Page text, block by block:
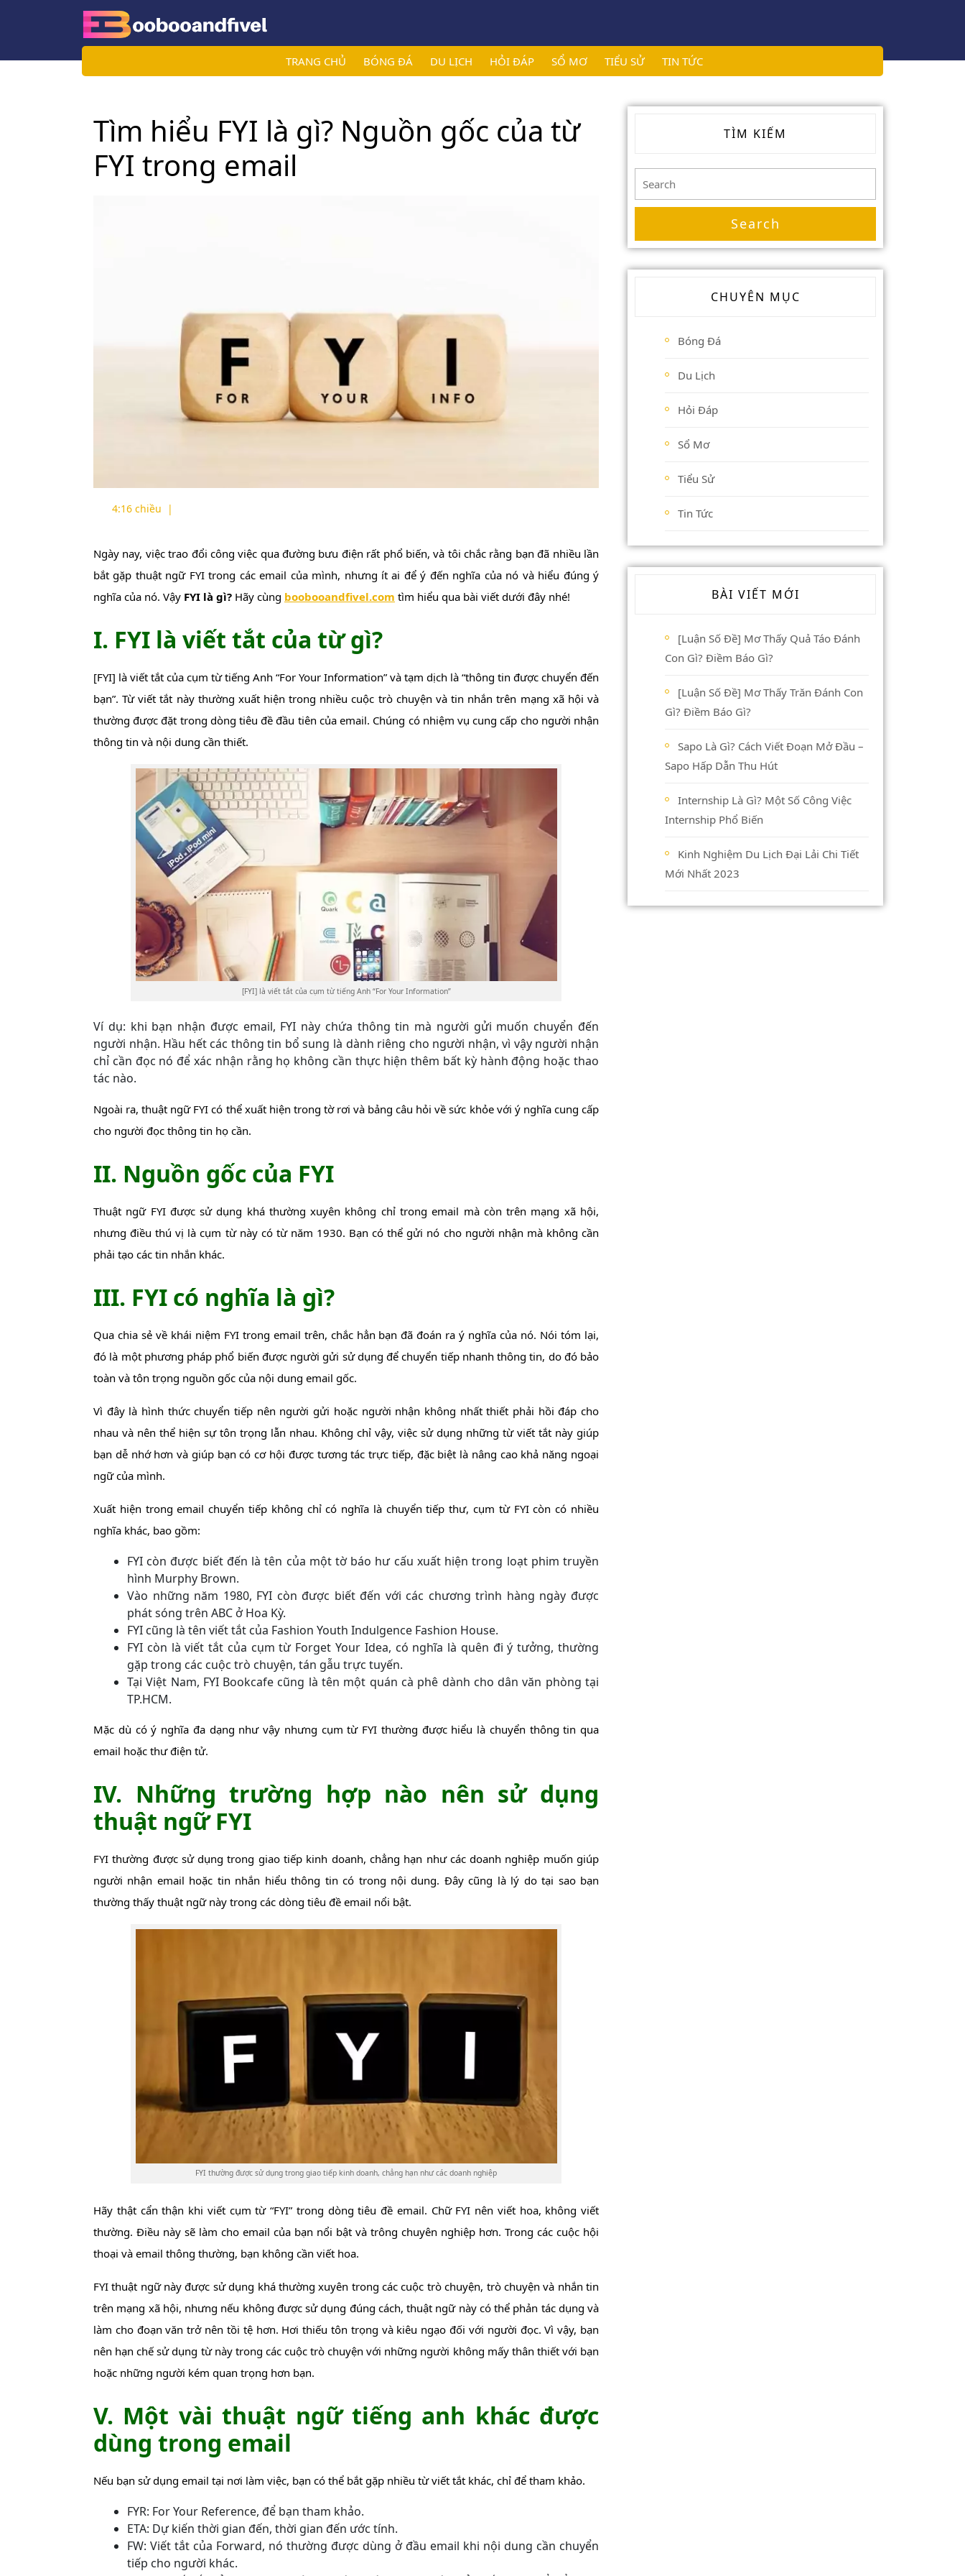
TRANG CHỦ BÓNG ĐÁ DU LỊCH HỎI ĐÁP SỔ MƠ TIỂU SỬ TIN TỨC
Tìm hiểu FYI là gì? Nguồn gốc của từ
FYI trong email
4:16 chiều |
Ngày nay, việc trao đổi công việc qua đường bưu điện rất phổ biến, và tôi chắc rằng bạn đã nhiều lần
bắt gặp thuật ngữ FYI trong các email của mình, nhưng ít ai để ý đến nghĩa của nó và hiểu đúng ý
nghĩa của nó. Vậy FYI là gì? Hãy cùng boobooandfivel.com tìm hiểu qua bài viết dưới đây nhé!
I. FYI là viết tắt của từ gì?
[FYI] là viết tắt của cụm từ tiếng Anh “For Your Information” và tạm dịch là “thông tin được chuyển đến
bạn”. Từ viết tắt này thường xuất hiện trong nhiều cuộc trò chuyện và tin nhắn trên mạng xã hội và
thường được đặt trong dòng tiêu đề đầu tiên của email. Chúng có nhiệm vụ cung cấp cho người nhận
thông tin và nội dung cần thiết.
[FYI] là viết tắt của cụm từ tiếng Anh “For Your Information”
Ví dụ: khi bạn nhận được email, FYI này chứa thông tin mà người gửi muốn chuyển đến
người nhận. Hầu hết các thông tin bổ sung là dành riêng cho người nhận, vì vậy người nhận
chỉ cần đọc nó để xác nhận rằng họ không cần thực hiện thêm bất kỳ hành động hoặc thao
tác nào.
Ngoài ra, thuật ngữ FYI có thể xuất hiện trong tờ rơi và bảng câu hỏi về sức khỏe với ý nghĩa cung cấp
cho người đọc thông tin họ cần.
II. Nguồn gốc của FYI
Thuật ngữ FYI được sử dụng khá thường xuyên không chỉ trong email mà còn trên mạng xã hội,
nhưng điều thú vị là cụm từ này có từ năm 1930. Bạn có thể gửi nó cho người nhận mà không cần
phải tạo các tin nhắn khác.
III. FYI có nghĩa là gì?
Qua chia sẻ về khái niệm FYI trong email trên, chắc hẳn bạn đã đoán ra ý nghĩa của nó. Nói tóm lại,
đó là một phương pháp phổ biến được người gửi sử dụng để chuyển tiếp nhanh thông tin, do đó bảo
toàn và tôn trọng nguồn gốc của nội dung email gốc.
Vì đây là hình thức chuyển tiếp nên người gửi hoặc người nhận không nhất thiết phải hồi đáp cho
nhau và nên thể hiện sự tôn trọng lẫn nhau. Không chỉ vậy, việc sử dụng những từ viết tắt này giúp
bạn dễ nhớ hơn và giúp bạn có cơ hội được tương tác trực tiếp, đặc biệt là nâng cao khả năng ngoại
ngữ của mình.
Xuất hiện trong email chuyển tiếp không chỉ có nghĩa là chuyển tiếp thư, cụm từ FYI còn có nhiều
nghĩa khác, bao gồm:
FYI còn được biết đến là tên của một tờ báo hư cấu xuất hiện trong loạt phim truyền
hình Murphy Brown.
Vào những năm 1980, FYI còn được biết đến với các chương trình hàng ngày được
phát sóng trên ABC ở Hoa Kỳ.
FYI cũng là tên viết tắt của Fashion Youth Indulgence Fashion House.
FYI còn là viết tắt của cụm từ Forget Your Idea, có nghĩa là quên đi ý tưởng, thường
gặp trong các cuộc trò chuyện, tán gẫu trực tuyến.
Tại Việt Nam, FYI Bookcafe cũng là tên một quán cà phê dành cho dân văn phòng tại
TP.HCM.
Mặc dù có ý nghĩa đa dạng như vậy nhưng cụm từ FYI thường được hiểu là chuyển thông tin qua
email hoặc thư điện tử.
IV. Những trường hợp nào nên sử dụng
thuật ngữ FYI
FYI thường được sử dụng trong giao tiếp kinh doanh, chẳng hạn như các doanh nghiệp muốn giúp
người nhận email hoặc tin nhắn hiểu thông tin có trong nội dung. Đây cũng là lý do tại sao bạn
thường thấy thuật ngữ này trong các dòng tiêu đề email nổi bật.
FYI thường được sử dụng trong giao tiếp kinh doanh, chẳng hạn như các doanh nghiệp
Hãy thật cẩn thận khi viết cụm từ “FYI” trong dòng tiêu đề email. Chữ FYI nên viết hoa, không viết
thường. Điều này sẽ làm cho email của bạn nổi bật và trông chuyên nghiệp hơn. Trong các cuộc hội
thoại và email thông thường, bạn không cần viết hoa.
FYI thuật ngữ này được sử dụng khá thường xuyên trong các cuộc trò chuyện, trò chuyện và nhắn tin
trên mạng xã hội, nhưng nếu không được sử dụng đúng cách, thuật ngữ này có thể phản tác dụng và
làm cho đoạn văn trở nên tồi tệ hơn. Hơi thiếu tôn trọng và kiêu ngạo đối với người đọc. Vì vậy, bạn
nên hạn chế sử dụng từ này trong các cuộc trò chuyện với những người không mấy thân thiết với bạn
hoặc những người kém quan trọng hơn bạn.
V. Một vài thuật ngữ tiếng anh khác được
dùng trong email
Nếu bạn sử dụng email tại nơi làm việc, bạn có thể bắt gặp nhiều từ viết tắt khác, chỉ để tham khảo.
FYR: For Your Reference, để bạn tham khảo.
ETA: Dự kiến ​​thời gian đến, thời gian đến ước tính.
FW: Viết tắt của Forward, nó thường được dùng ở đầu email khi nội dung cần chuyển
tiếp cho người khác.
TÌM KIẾM
Search
for:
CHUYÊN MỤC
Bóng Đá
Du Lịch
Hỏi Đáp
Sổ Mơ
Tiểu Sử
Tin Tức
BÀI VIẾT MỚI
[Luận Số Đề] Mơ Thấy Quả Táo Đánh
Con Gì? Điềm Báo Gì?
[Luận Số Đề] Mơ Thấy Trăn Đánh Con
Gì? Điềm Báo Gì?
Sapo Là Gì? Cách Viết Đoạn Mở Đầu –
Sapo Hấp Dẫn Thu Hút
Internship Là Gì? Một Số Công Việc
Internship Phổ Biến
Kinh Nghiệm Du Lịch Đại Lải Chi Tiết
Mới Nhất 2023